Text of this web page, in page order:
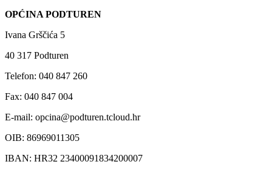
OPĆINA PODTUREN
Ivana Grščića 5
40 317 Podturen
Telefon: 040 847 260
Fax: 040 847 004
E-mail: opcina@podturen.tcloud.hr
OIB: 86969011305
IBAN: HR32 23400091834200007